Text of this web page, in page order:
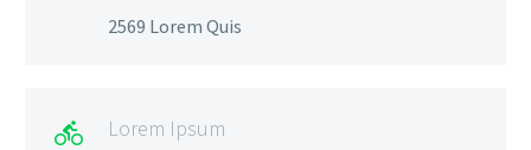
2569 Lorem Quis
 Lorem Ipsum